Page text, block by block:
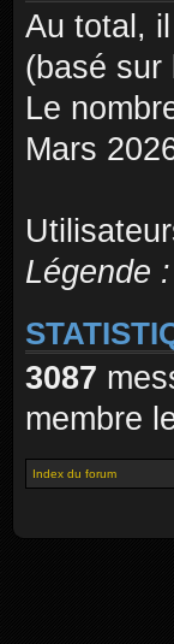
Au total,
(basé sur
Le
Mars
Légende
3087
membre
Index du forum